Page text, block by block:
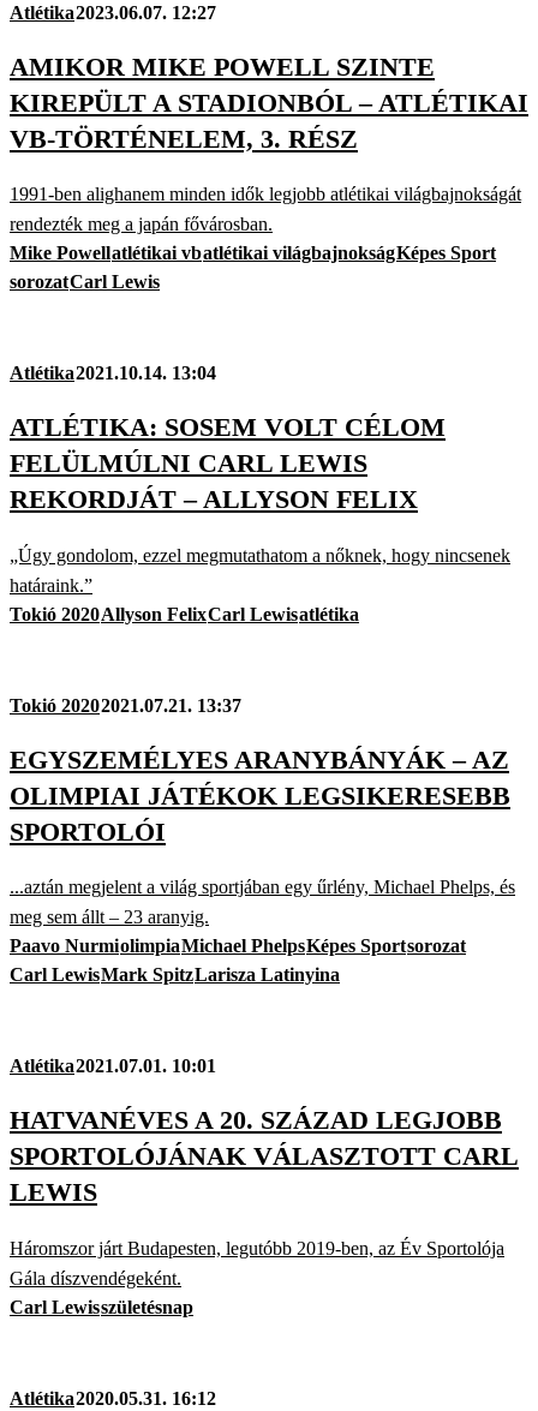
Atlétika2023.06.07. 12:27
AMIKOR MIKE POWELL SZINTE
KIREPÜLT A STADIONBÓL – ATLÉTIKAI
VB-TÖRTÉNELEM, 3. RÉSZ
1991-ben alighanem minden idők legjobb atlétikai világbajnokságát
rendezték meg a japán fővárosban.
Mike Powellatlétikai vbatlétikai világbajnokságKépes Sport
sorozatCarl Lewis
Atlétika2021.10.14. 13:04
ATLÉTIKA: SOSEM VOLT CÉLOM
FELÜLMÚLNI CARL LEWIS
REKORDJÁT – ALLYSON FELIX
„Úgy gondolom, ezzel megmutathatom a nőknek, hogy nincsenek
határaink.”
Tokió 2020Allyson FelixCarl Lewisatlétika
Tokió 20202021.07.21. 13:37
EGYSZEMÉLYES ARANYBÁNYÁK – AZ
OLIMPIAI JÁTÉKOK LEGSIKERESEBB
SPORTOLÓI
...aztán megjelent a világ sportjában egy űrlény, Michael Phelps, és
meg sem állt – 23 aranyig.
Paavo NurmiolimpiaMichael PhelpsKépes Sportsorozat
Carl LewisMark SpitzLarisza Latinyina
Atlétika2021.07.01. 10:01
HATVANÉVES A 20. SZÁZAD LEGJOBB
SPORTOLÓJÁNAK VÁLASZTOTT CARL
LEWIS
Háromszor járt Budapesten, legutóbb 2019-ben, az Év Sportolója
Gála díszvendégeként.
Carl Lewisszületésnap
Atlétika2020.05.31. 16:12